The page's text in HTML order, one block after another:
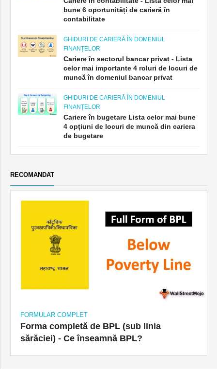
bune 6 oportunități de carieră în
contabilitate
GHIDURI DE CARIERĂ ÎN DOMENIUL
FINANȚELOR
Cariere în sectorul bancar privat - Lista
celor mai importante 4 roluri de locuri de
muncă în domeniul bancar privat
GHIDURI DE CARIERĂ ÎN DOMENIUL
FINANȚELOR
Cariere în bugetare Lista celor mai bune
4 opțiuni de locuri de muncă din cariera
de bugetare
RECOMANDAT
FORMULAR COMPLET
Forma completă de BPL (sub linia
sărăciei) - Ce înseamnă BPL?